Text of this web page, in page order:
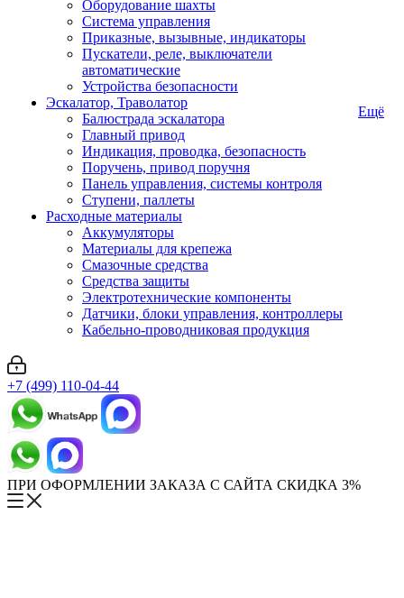
Оборудование шахты
Система управления
Приказные, вызывные, индикаторы
Пускатели, реле, выключатели
автоматические
Устройства безопасности
Эскалатор, Траволатор
Балюстрада эскалатора
Главный привод
Индикация, проводка, безопасность
Поручень, привод поручня
Панель управления, системы контроля
Ступени, паллеты
Расходные материалы
Аккумуляторы
Материалы для крепежа
Смазочные средства
Средства защиты
Электротехнические компоненты
Датчики, блоки управления, контроллеры
Кабельно-проводниковая продукция
Ещё
+7 (499) 110-04-44
ПРИ ОФОРМЛЕНИИ ЗАКАЗА С САЙТА СКИДКА 3%